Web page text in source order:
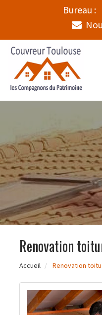
Bureau :
Renovation
Accueil Renovation